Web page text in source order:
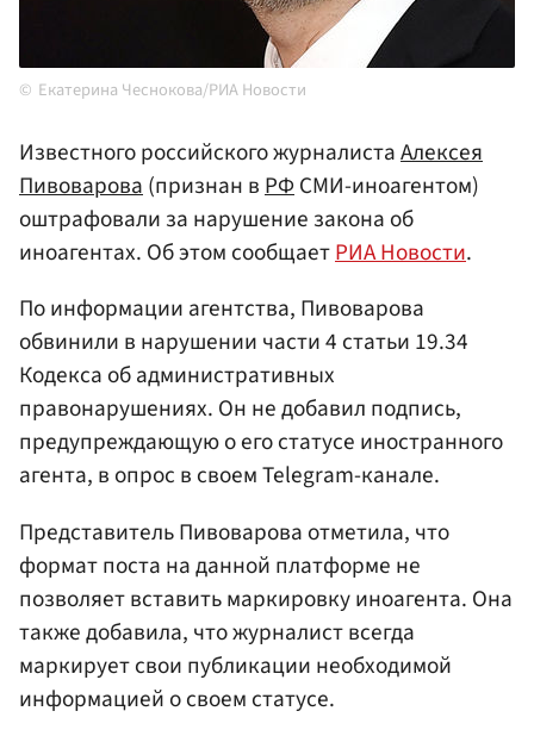
Екатерина Чеснокова/РИА Новости
Известного российского журналистаАлексея
Пивоварова(признан вРФСМИ-иноагентом)
оштрафовали за нарушение закона об
иноагентах. Об этом сообщаетРИА Новости.
По информации агентства, Пивоварова
обвинили в нарушении части 4 статьи 19.34
Кодекса об административных
правонарушениях. Он не добавил подпись,
предупреждающую о его статусе иностранного
агента, в опрос в своем Telegram-канале.
Представитель Пивоварова отметила, что
формат поста на данной платформе не
позволяет вставить маркировку иноагента. Она
также добавила, что журналист всегда
маркирует свои публикации необходимой
информацией о своем статусе.